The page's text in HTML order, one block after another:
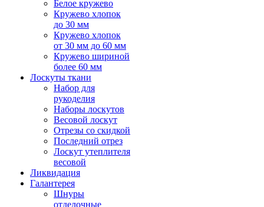
Белое кружево
Кружево хлопок
до 30 мм
Кружево хлопок
от 30 мм до 60 мм
Кружево шириной
более 60 мм
Лоскуты ткани
Набор для
рукоделия
Наборы лоскутов
Весовой лоскут
Отрезы со скидкой
Последний отрез
Лоскут утеплителя
весовой
Ликвидация
Галантерея
Шнуры
отделочные